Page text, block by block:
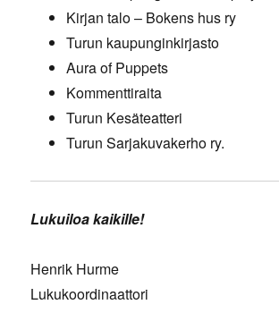
Kirjan talo – Bokens hus ry
Turun kaupunginkirjasto
Aura of Puppets
Kommenttiraita
Turun Kesäteatteri
Turun Sarjakuvakerho ry.
Lukuiloa kaikille!
Henrik Hurme
Lukukoordinaattori